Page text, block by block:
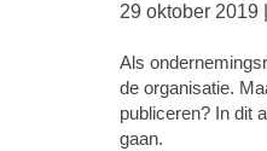
29 oktober 2019
Als
de organisatie.
publiceren? In dit
gaan.